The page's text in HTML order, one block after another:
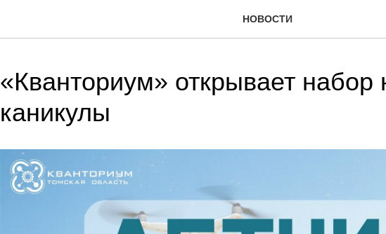
НОВОСТИ
«Кванториум» открывает набор
каникулы